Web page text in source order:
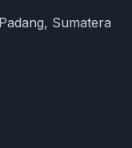
Sumatera